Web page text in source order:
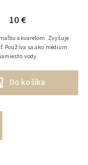
10 €
Do košíka
akvarelom. Zvyšuje
Používa sa ako médium
vody.